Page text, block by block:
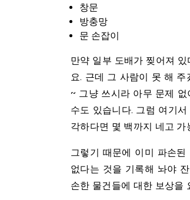
창문
방충망
문 손잡이
만약 일부 도배가 찢어져
요. 근데 그 사람이 못 해
~ 그냥 쓰시라 아무 문제
수도 있습니다. 그럼 여기
각하다면 몇 백까지 네고 가
그렇기 때문에 이미 파손
없다는 것을 기록해 놔야
손한 물건들에 대한 보상을